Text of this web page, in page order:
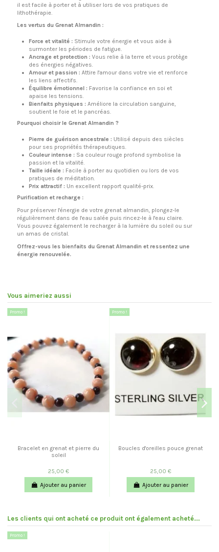
il est facile à porter et à utiliser lors de vos pratiques de
lithothérapie.
Les vertus du Grenat Almandin :
Force et vitalité : Stimule votre énergie et vous aide à
surmonter les périodes de fatigue.
Ancrage et protection : Vous relie à la terre et vous protège
des énergies négatives.
Amour et passion : Attire l'amour dans votre vie et renforce
les liens affectifs.
Équilibre émotionnel : Favorise la confiance en soi et
apaise les tensions.
Bienfaits physiques : Améliore la circulation sanguine,
soutient le foie et le pancréas.
Pourquoi choisir le Grenat Almandin ?
Pierre de guérison ancestrale : Utilisé depuis des siècles
pour ses propriétés thérapeutiques.
Couleur intense : Sa couleur rouge profond symbolise la
passion et la vitalité.
Taille idéale : Facile à porter au quotidien ou lors de vos
pratiques de méditation.
Prix attractif : Un excellent rapport qualité-prix.
Purification et recharge :
Pour préserver l'énergie de votre grenat almandin, plongez-le
régulièrement dans de l'eau salée puis rincez-le à l'eau claire.
Vous pouvez également le recharger à la lumière du soleil ou sur
un amas de cristal.
Offrez-vous les bienfaits du Grenat Almandin et ressentez une
énergie renouvelée.
Vous aimeriez aussi
Promo !
Bracelet en grenat et pierre du
soleil
25,00 €
Ajouter au panier
Promo !
Boucles d'oreilles pouce grenat
25,00 €
Ajouter au panier
Les clients qui ont acheté ce produit ont également acheté...
Promo !